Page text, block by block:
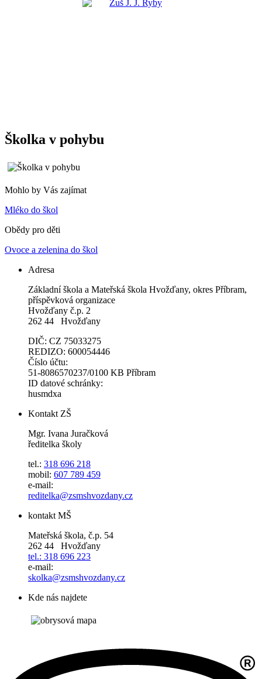
Školka v pohybu
Mohlo by Vás zajímat
Mléko do škol
Obědy pro děti
Ovoce a zelenina do škol
Adresa
Základní škola a Mateřská škola Hvožďany, okres Příbram,
příspěvková organizace
Hvožďany č.p. 2
262 44 Hvožďany
DIČ: CZ 75033275
REDIZO: 600054446
Číslo účtu:
51-8086570237/0100 KB Příbram
ID datové schránky:
husmdxa
Kontakt ZŠ
Mgr. Ivana Juračková
ředitelka školy
tel.: 318 696 218
mobil: 607 789 459
e-mail:
reditelka@zsmshvozdany.cz
kontakt MŠ
Mateřská škola, č.p. 54
262 44 Hvožďany
tel.: 318 696 223
e-mail:
skolka@zsmshvozdany.cz
Kde nás najdete